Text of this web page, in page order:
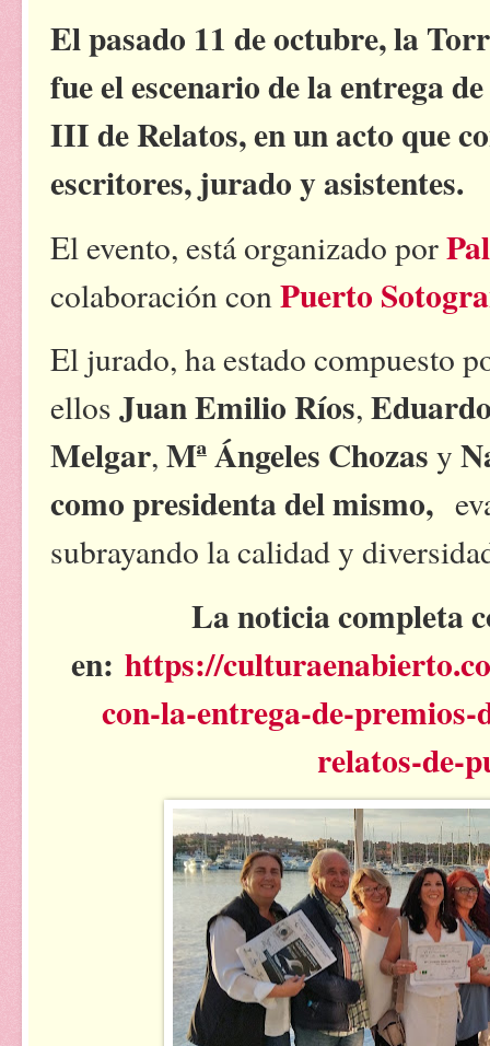
El pasado 11 de octubre, la
fue el escenario de la entrega
III de Relatos, en un acto que
escritores, jurado y asistentes.
El evento, está organizado por
colaboración con Puerto
El jurado, ha estado compuesto
ellos Juan Emilio Ríos,
Melgar, Mª Ángeles Chozas y
como presidenta del mismo,
subrayando la calidad y
La noticia completa
en: https://
con-la-entrega-de-
relatos-de-